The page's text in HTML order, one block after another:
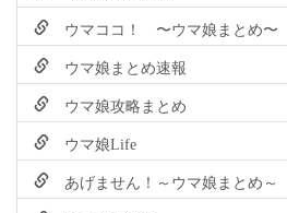
ウマココ！ 〜ウマ娘まとめ〜
ウマ娘まとめ速報
ウマ娘攻略まとめ
ウマ娘Life
あげません！～ウマ娘まとめ～